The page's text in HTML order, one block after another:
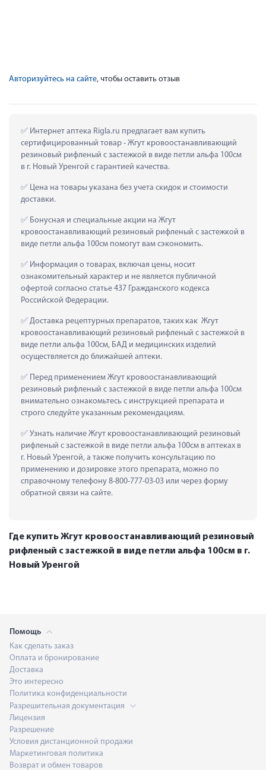
Авторизуйтесь на сайте, чтобы оставить отзыв
Интернет аптека Rigla.ru предлагает вам купить
сертифицированный товар - Жгут кровоостанавливающий
резиновый рифленый с застежкой в виде петли альфа 100см
в г. Новый Уренгой с гарантией качества.
Цена на товары указана без учета скидок и стоимости
доставки.
Бонусная и специальные акции на Жгут
кровоостанавливающий резиновый рифленый с застежкой в
виде петли альфа 100см помогут вам сэкономить.
Информация о товарах, включая цены, носит
ознакомительный характер и не является публичной
офертой согласно статье 437 Гражданского кодекса
Российской Федерации.
Доставка рецептурных препаратов, таких как  Жгут
кровоостанавливающий резиновый рифленый с застежкой в
виде петли альфа 100см, БАД и медицинских изделий
осуществляется до ближайшей аптеки.
Перед применением Жгут кровоостанавливающий
резиновый рифленый с застежкой в виде петли альфа 100см
внимательно ознакомьтесь с инструкцией препарата и
строго следуйте указанным рекомендациям.
Узнать наличие Жгут кровоостанавливающий резиновый
рифленый с застежкой в виде петли альфа 100см в аптеках в
г. Новый Уренгой, а также получить консультацию по
применению и дозировке этого препарата, можно по
справочному телефону 8-800-777-03-03 или через форму
обратной связи на сайте.
Где купить Жгут кровоостанавливающий резиновый
рифленый с застежкой в виде петли альфа 100см в г.
Новый Уренгой
Помощь
Как сделать заказ
Оплата и бронирование
Доставка
Это интересно
Политика конфиденциальности
Разрешительная документация
Лицензия
Разрешение
Условия дистанционной продажи
Маркетинговая политика
Возврат и обмен товаров